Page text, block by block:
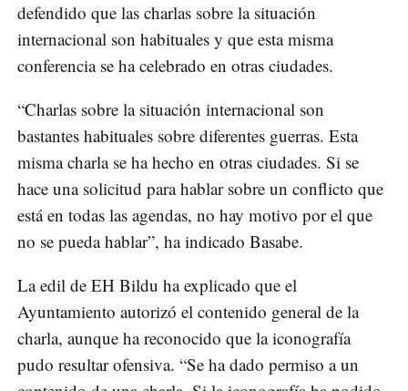
defendido que las charlas sobre la situación
internacional son habituales y que esta misma
conferencia se ha celebrado en otras ciudades.
“Charlas sobre la situación internacional son
bastantes habituales sobre diferentes guerras. Esta
misma charla se ha hecho en otras ciudades. Si se
hace una solicitud para hablar sobre un conflicto que
está en todas las agendas, no hay motivo por el que
no se pueda hablar”, ha indicado Basabe.
La edil de EH Bildu ha explicado que el
Ayuntamiento autorizó el contenido general de la
charla, aunque ha reconocido que la iconografía
pudo resultar ofensiva. “Se ha dado permiso a un